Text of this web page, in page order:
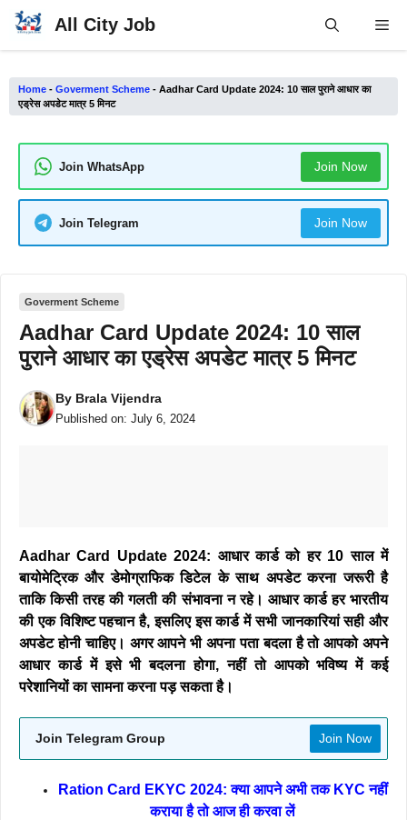
Skip
All City Job
Home - Goverment Scheme - Aadhar Card Update 2024: 10 साल पुराने आधार का
एड्रेस अपडेट मात्र 5 मिनट
Join WhatsApp Join Now
Join Telegram Join Now
Goverment Scheme
Aadhar Card Update 2024: 10 साल
पुराने आधार का एड्रेस अपडेट मात्र 5 मिनट
By Brala Vijendra
Published on: July 6, 2024
Aadhar Card Update 2024: आधार कार्ड को हर 10 साल में
बायोमेट्रिक और डेमोग्राफिक डिटेल के साथ अपडेट करना जरूरी है
ताकि किसी तरह की गलती की संभावना न रहे। आधार कार्ड हर भारतीय
की एक विशिष्ट पहचान है, इसलिए इस कार्ड में सभी जानकारियां सही और
अपडेट होनी चाहिए। अगर आपने भी अपना पता बदला है तो आपको अपने
आधार कार्ड में इसे भी बदलना होगा, नहीं तो आपको भविष्य में कई
परेशानियों का सामना करना पड़ सकता है।
Join Telegram Group Join Now
Ration Card EKYC 2024: क्या आपने अभी तक KYC नहीं
कराया है तो आज ही करवा लें